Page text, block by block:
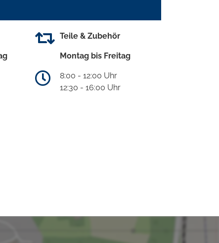
Teile & Zubehör
Montag bis Freitag
8:00 - 12:00 Uhr
12:30 - 16:00 Uhr